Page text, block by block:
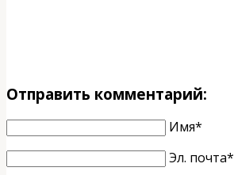
Отправить комментарий:
Имя*
Эл. почта*